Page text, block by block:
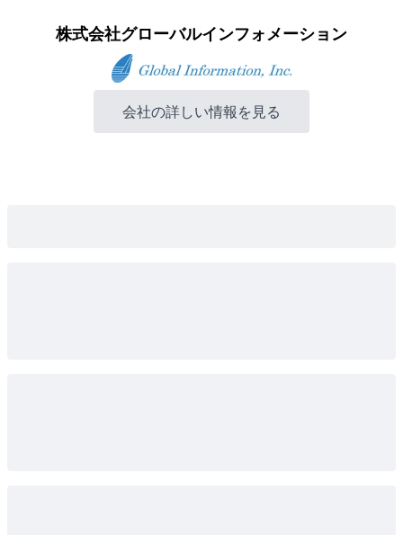
株式会社グローバルインフォメーション
会社の詳しい情報を見る